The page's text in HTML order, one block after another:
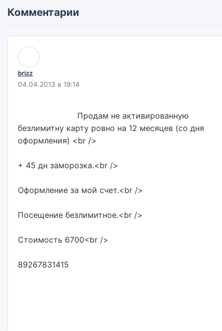
Комментарии
brizz
04.04.2013 в 19:14
безлимитну карту ровно на 12 месяцев (со дня
оформления) <br />
+ 45 дн заморозка.<br />
Оформление за мой счет.<br />
Посещение безлимитное.<br />
Стоимость 6700<br />
89267831415